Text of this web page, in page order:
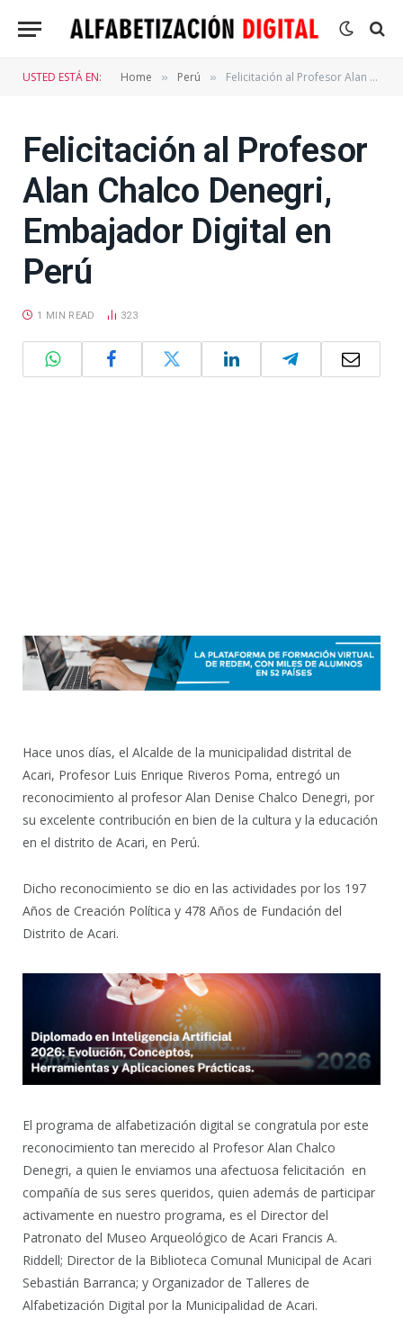
USTED ESTÁ EN: Home » Perú » Felicitación al Profesor Alan Chalco Denegri, Embajador Digital en Perú
Felicitación al Profesor
Alan Chalco Denegri,
Embajador Digital en
Perú
1 MIN READ 323
Hace unos días, el Alcalde de la municipalidad distrital de
Acari, Profesor Luis Enrique Riveros Poma, entregó un
reconocimiento al profesor Alan Denise Chalco Denegri, por
su excelente contribución en bien de la cultura y la educación
en el distrito de Acari, en Perú.
Dicho reconocimiento se dio en las actividades por los 197
Años de Creación Política y 478 Años de Fundación del
Distrito de Acari.
El programa de alfabetización digital se congratula por este
reconocimiento tan merecido al Profesor Alan Chalco
Denegri, a quien le enviamos una afectuosa felicitación en
compañía de sus seres queridos, quien además de participar
activamente en nuestro programa, es el Director del
Patronato del Museo Arqueológico de Acari Francis A.
Riddell; Director de la Biblioteca Comunal Municipal de Acari
Sebastián Barranca; y Organizador de Talleres de
Alfabetización Digital por la Municipalidad de Acari.